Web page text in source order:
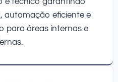
automação eficiente e
para áreas internas e